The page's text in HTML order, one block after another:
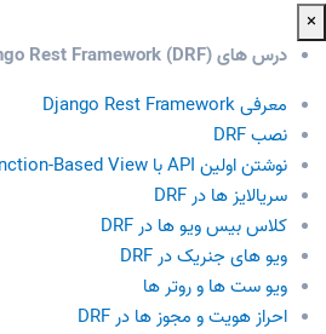
×
درس های Django Rest Framework (DRF)
معرفی Django Rest Framework
نصب DRF
نوشتن اولین API با Function-Based View
سریالایز ها در DRF
کلاس بیس ویو ها در DRF
ویو های جنریک در DRF
ویو ست ها و روتر ها
احراز هویت و مجوز ها در DRF